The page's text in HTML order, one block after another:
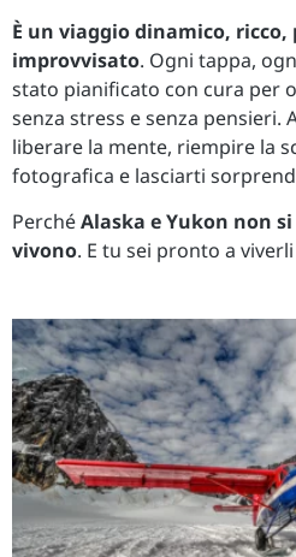
È un viaggio dinamico, ricco,
improvvisato. Ogni tappa,
stato pianificato con cura per
senza stress e senza pensieri.
liberare la mente, riempire la
fotografica e lasciarti
PerchéAlaska e Yukon non
vivono. E tu sei pronto a